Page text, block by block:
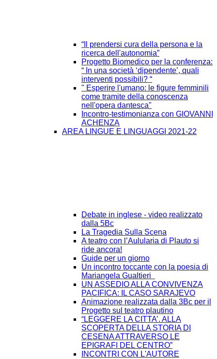
“Il prendersi cura della persona e la
ricerca dell'autonomia”
Progetto Biomedico per la conferenza:
“ In una società ‘dipendente’, quali
interventi possibili? “
" Esperire l'umano: le figure femminili
come tramite della conoscenza
nell'opera dantesca"
Incontro-testimonianza con GIOVANNI
ACHENZA
AREA LINGUE E LINGUAGGI 2021-22
Debate in inglese - video realizzato
dalla 5Bc
La Tragedia Sulla Scena
A teatro con l’Aulularia di Plauto si
ride ancora!
Guide per un giorno
Un incontro toccante con la poesia di
Mariangela Gualtieri
UN ASSEDIO ALLA CONVIVENZA
PACIFICA: IL CASO SARAJEVO
Animazione realizzata dalla 3Bc per il
Progetto sul teatro plautino
“LEGGERE LA CITTA’. ALLA
SCOPERTA DELLA STORIA DI
CESENA ATTRAVERSO LE
EPIGRAFI DEL CENTRO”
INCONTRI CON L'AUTORE